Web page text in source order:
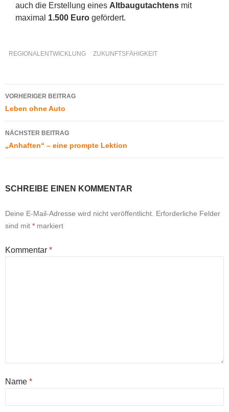
auch die Erstellung eines Altbau­gut­achtens mit
maximal 1.500 Euro gefördert.
REGIONALENTWICKLUNG ZUKUNFTSFÄHIGKEIT
Beitragsnavigation
VORHERIGER BEITRAG
Leben ohne Auto
NÄCHSTER BEITRAG
„Anhaften“ – eine prompte Lektion
SCHREIBE EINEN KOMMENTAR
Deine E-Mail-Adresse wird nicht veröffentlicht. Erforderliche Felder
sind mit * markiert
Kommentar *
Name *